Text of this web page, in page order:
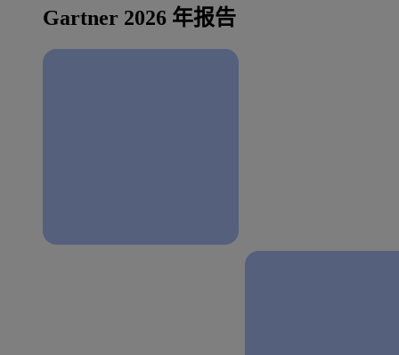
Gartner 2026 年报告